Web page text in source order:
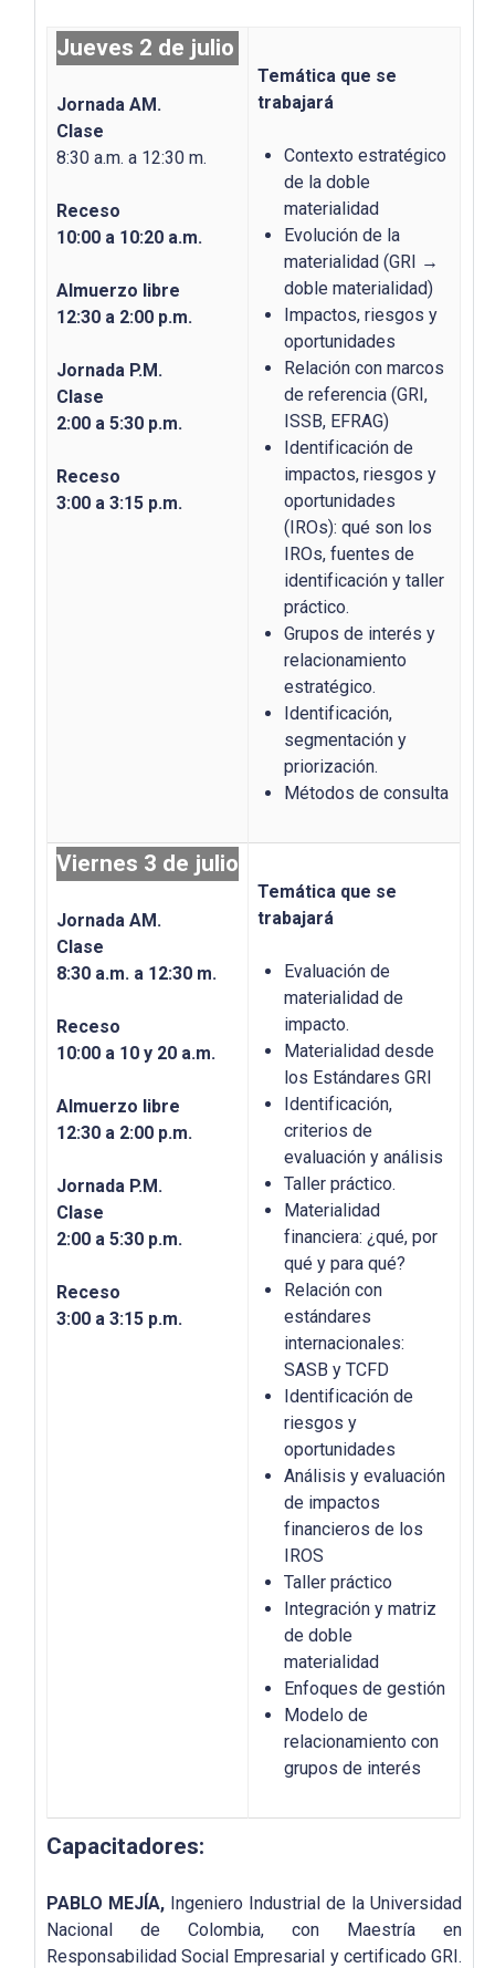
Jueves 2 de julio
Jornada AM.
Clase
8:30 a.m. a 12:30 m.
Receso
10:00 a 10:20 a.m.
Almuerzo libre
12:30 a 2:00 p.m.
Jornada P.M.
Clase
2:00 a 5:30 p.m.
Receso
3:00 a 3:15 p.m.
Temática que se
trabajará
Contexto estratégico
de la doble
materialidad
Evolución de la
materialidad (GRI →
doble materialidad)
Impactos, riesgos y
oportunidades
Relación con marcos
de referencia (GRI,
ISSB, EFRAG)
Identificación de
impactos, riesgos y
oportunidades
(IROs): qué son los
IROs, fuentes de
identificación y taller
práctico.
Grupos de interés y
relacionamiento
estratégico.
Identificación,
segmentación y
priorización.
Métodos de consulta
Viernes 3 de julio
Jornada AM.
Clase
8:30 a.m. a 12:30 m.
Receso
10:00 a 10 y 20 a.m.
Almuerzo libre
12:30 a 2:00 p.m.
Jornada P.M.
Clase
2:00 a 5:30 p.m.
Receso
3:00 a 3:15 p.m.
Temática que se
trabajará
Evaluación de
materialidad de
impacto.
Materialidad desde
los Estándares GRI
Identificación,
criterios de
evaluación y análisis
Taller práctico.
Materialidad
financiera: ¿qué, por
qué y para qué?
Relación con
estándares
internacionales:
SASB y TCFD
Identificación de
riesgos y
oportunidades
Análisis y evaluación
de impactos
financieros de los
IROS
Taller práctico
Integración y matriz
de doble
materialidad
Enfoques de gestión
Modelo de
relacionamiento con
grupos de interés
Capacitadores:
PABLO MEJÍA, Ingeniero Industrial de la Universidad
Nacional de Colombia, con Maestría en
Responsabilidad Social Empresarial y certificado GRI.